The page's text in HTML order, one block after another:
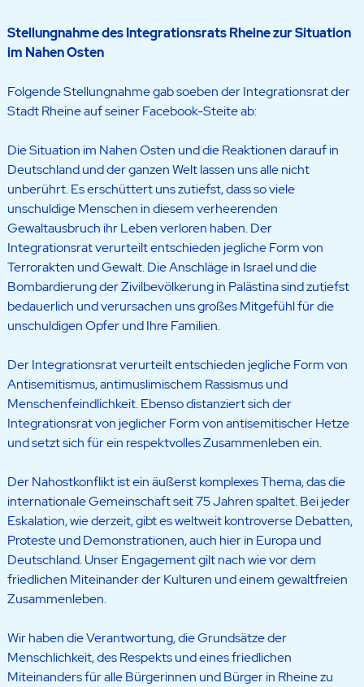
Stellungnahme des Integrationsrats Rheine zur Situation
im Nahen Osten
Folgende Stellungnahme gab soeben der Integrationsrat der
Stadt Rheine auf seiner Facebook-Steite ab:
Die Situation im Nahen Osten und die Reaktionen darauf in
Deutschland und der ganzen Welt lassen uns alle nicht
unberührt. Es erschüttert uns zutiefst, dass so viele
unschuldige Menschen in diesem verheerenden
Gewaltausbruch ihr Leben verloren haben. Der
Integrationsrat verurteilt entschieden jegliche Form von
Terrorakten und Gewalt. Die Anschläge in Israel und die
Bombardierung der Zivilbevölkerung in Palästina sind zutiefst
bedauerlich und verursachen uns großes Mitgefühl für die
unschuldigen Opfer und Ihre Familien.
Der Integrationsrat verurteilt entschieden jegliche Form von
Antisemitismus, antimuslimischem Rassismus und
Menschenfeindlichkeit. Ebenso distanziert sich der
Integrationsrat von jeglicher Form von antisemitischer Hetze
und setzt sich für ein respektvolles Zusammenleben ein.
Der Nahostkonflikt ist ein äußerst komplexes Thema, das die
internationale Gemeinschaft seit 75 Jahren spaltet. Bei jeder
Eskalation, wie derzeit, gibt es weltweit kontroverse Debatten,
Proteste und Demonstrationen, auch hier in Europa und
Deutschland. Unser Engagement gilt nach wie vor dem
friedlichen Miteinander der Kulturen und einem gewaltfreien
Zusammenleben.
Wir haben die Verantwortung, die Grundsätze der
Menschlichkeit, des Respekts und eines friedlichen
Miteinanders für alle Bürgerinnen und Bürger in Rheine zu